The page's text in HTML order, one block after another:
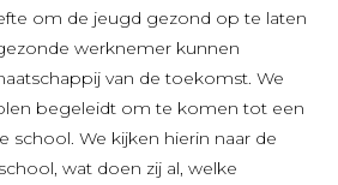
om de jeugd gezond op te laten
werknemer kunnen
van de toekomst. We
begeleidt om te komen tot een
school. We kijken hierin naar de
wat doen zij al, welke